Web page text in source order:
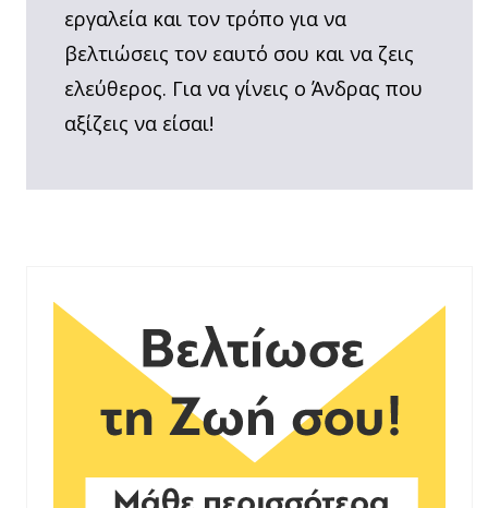
εργαλεία και τον τρόπο για να
βελτιώσεις τον εαυτό σου και να ζεις
ελεύθερος. Για να γίνεις ο Άνδρας που
αξίζεις να είσαι!